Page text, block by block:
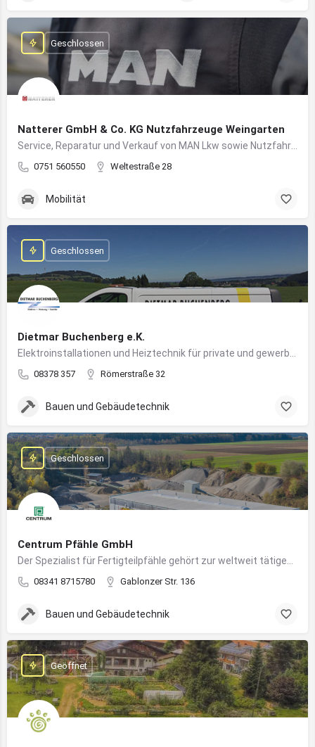
Natterer GmbH & Co. KG Nutzfahrzeuge Weingarten
0751 560550 Weltestraße 28
Geschlossen
Mobilität
Dietmar Buchenberg e.K.
08378 357 Römerstraße 32
Geschlossen
Bauen und Gebäudetechnik
Centrum Pfähle GmbH
08341 8715780 Gablonzer Str. 136
Geschlossen
Bauen und Gebäudetechnik
Geöffnet